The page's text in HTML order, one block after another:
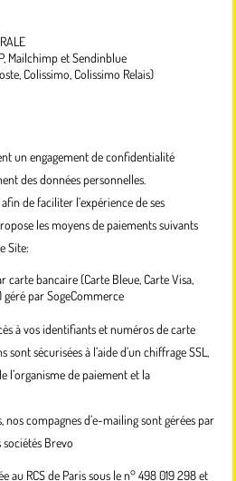
Mailchimp et Sendinblue
Colissimo, Colissimo Relais)
un engagement de confidentialité
des données personnelles.
de faciliter l’expérience de ses
les moyens de paiements suivants
Site:
carte bancaire (Carte Bleue, Carte Visa,
par SogeCommerce
à vos identifiants et numéros de carte
sécurisées à l’aide d’un chiffrage SSL,
l’organisme de paiement et la
nos compagnes d’e-mailing sont gérées par
sociétés Brevo
au RCS de Paris sous le n° 498 019 298 et